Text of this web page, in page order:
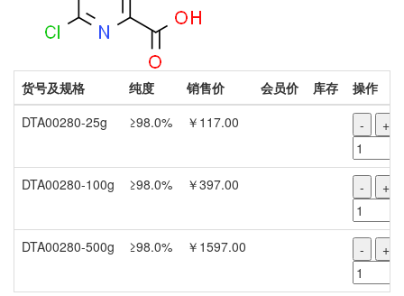
货号及规格 纯度 销售价 会员价 库存
操作
DTA00280-25g
≥98.0% ￥117.00 - +
DTA00280-100g ≥98.0% ￥397.00 - +
DTA00280-500g ≥98.0% ￥1597.00 - +